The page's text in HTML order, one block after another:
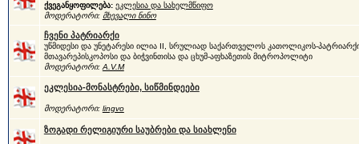
ქვეგანყოფილება: ეკლესია და სახელმწიფო
მოდერატორი: მხევალი ნინო
ჩვენი პატრიარქი
უწმიდესი და უნეტარესი ილია II, სრულიად საქართველოს კათოლიკოს-
მთავარეპისკოპოსი და ბიჭვინთისა და ცხუმ-აფხაზეთის მიტროპოლიტი
მოდერატორი: A.V.M
ეკლესია-მონასტრები, სიწმინდეები
მოდერატორი: lingvo
ზოგადი რელიგიური საუბრები და სიახლენი